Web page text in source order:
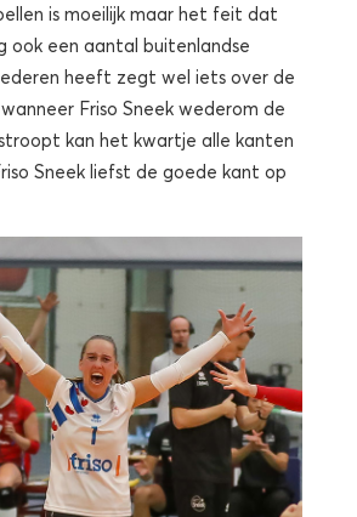
is moeilijk maar het feit dat
ook een aantal buitenlandse
heeft zegt wel iets over de
Friso Sneek wederom de
kan het kwartje alle kanten
Sneek liefst de goede kant op